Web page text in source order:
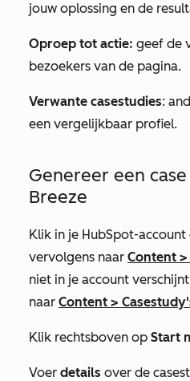
jouw oplossing en de
Oproep tot actie: geef de
bezoekers van de pagina.
Verwante casestudies:
een vergelijkbaar profiel.
Genereer een
Breeze
Klik in je HubSpot-account
vervolgens naar Content >
niet in je account
naar Content >
Klik rechtsboven op Start
Voer details over de